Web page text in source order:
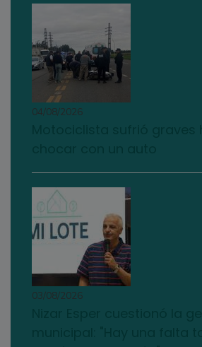
04/08/2026
03/08/2026